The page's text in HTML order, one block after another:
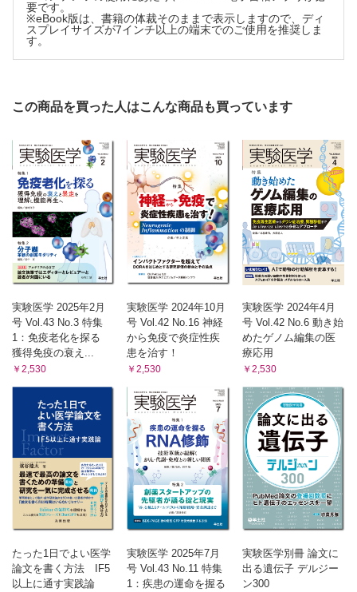
米国のGLP-1受容体作動薬市場，大きな利益のパイを奪い合
う【MSA Partners】
好中球エラスターゼによる肝細胞内Ca2+ 関連タンパク質分
老化した卵母細胞のなかで小さな染色体が分配異常になる原
皮質視床ネットワークによる意図的な心拍数制御【吉本愛
梨，池谷裕二】
AZIN1のA-to-I編集によるポリアミン代謝の制御は急性腎障
害後の組織修復を促進する【牧野慎市，波戸 岳】
最終講義のその先
ひとり科学リテラシー向上委員会【吉森 保】
ラボ百景
コラボと多様性を軸にユビキチンの根本原理に挑む【池田史
代】
クローズアップ実験法
PECAbを用いた多重性の高い連続免疫染色【富松航佑，大
川恭行】
配列探偵―気づかぬ配列のエラーを探せ！
色々な標準？―各種塩基配列データベース【三輪佳宏】
ラボレポート―留学編―
人が環境を創り，環境が人を育む―Department of
Biomedical Engineering, University of California,
Irvine【古旗祐一】
Opinion-研究の現場から
大学院生のための「学会の聴き方」講座【安西聖敬，落合佳
樹】
バイオでパズる！
ループでつなごう【山田力志】
要です。
※eBook版は、書籍の体裁そのままで表示しますので、ディ
スプレイサイズが7インチ以上の端末でのご使用を推奨しま
す。
この商品を買った人はこんな商品も買っています
実験医学 2025年2月
号 Vol.43 No.3 特集
1：免疫老化を探る
獲得免疫の衰え...
￥2,530
実験医学 2024年10月
号 Vol.42 No.16 神経
から免疫で炎症性疾
患を治す！
￥2,530
実験医学 2024年4月
号 Vol.42 No.6 動き始
めたゲノム編集の医
療応用
￥2,530
たった1日でよい医学
論文を書く方法 IF5
以上に通す実践論
実験医学 2025年7月
号 Vol.43 No.11 特集
1：疾患の運命を握る
実験医学別冊 論文に
出る遺伝子 デルジー
ン300